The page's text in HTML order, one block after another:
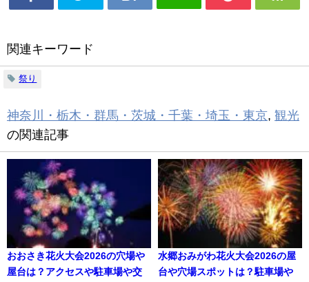
関連キーワード
祭り
神奈川・栃木・群馬・茨城・千葉・埼玉・東京, 観光
の関連記事
おおさき花火大会2026の穴場や
屋台は？アクセスや駐車場や交
水郷おみがわ花火大会2026の屋
台や穴場スポットは？駐車場や